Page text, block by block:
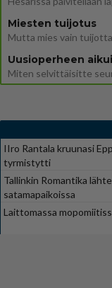
Miesten tuijotus
IIro Rantala kruunasi
tyrmistytti
Tallinkin Romantika
satamapaikoissa
Laittomassa